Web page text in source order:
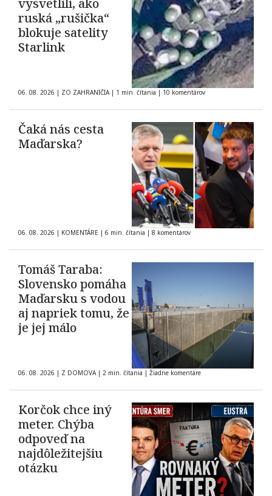
vysvetlili, ako
ruská „rušička“
blokuje satelity
Starlink
06. 08. 2026 | ZO ZAHRANIČIA | 1 min. čítania | 10 komentárov
Čaká nás cesta
Maďarska?
06. 08. 2026 | KOMENTÁRE | 6 min. čítania | 8 komentárov
Tomáš Taraba:
Slovensko pomáha
Maďarsku s vodou
aj napriek tomu, že
je jej málo
06. 08. 2026 | Z DOMOVA | 2 min. čítania | Žiadne komentáre
Korčok chce iný
meter. Chýba
odpoveď na
najdôležitejšiu
otázku